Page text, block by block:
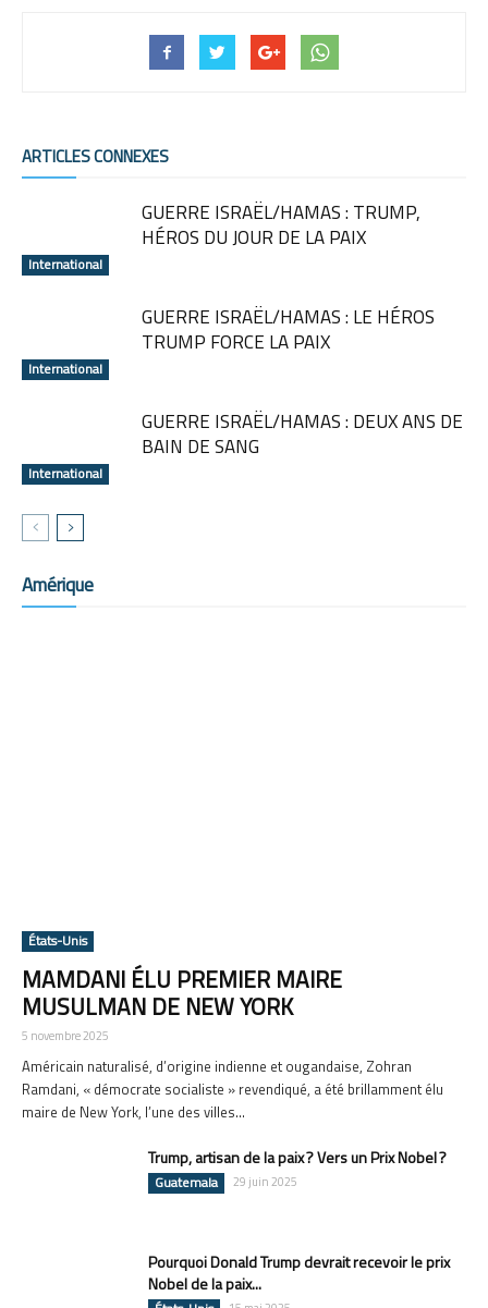
ARTICLES CONNEXES
International
GUERRE ISRAËL/HAMAS : TRUMP,
HÉROS DU JOUR DE LA PAIX
International
GUERRE ISRAËL/HAMAS : LE HÉROS
TRUMP FORCE LA PAIX
International
GUERRE ISRAËL/HAMAS : DEUX ANS DE
BAIN DE SANG
Amérique
États-Unis
MAMDANI ÉLU PREMIER MAIRE
MUSULMAN DE NEW YORK
5 novembre 2025
Américain naturalisé, d’origine indienne et ougandaise, Zohran
Ramdani, « démocrate socialiste » revendiqué, a été brillamment élu
maire de New York, l’une des villes...
Trump, artisan de la paix ? Vers un Prix Nobel ?
Guatemala 29 juin 2025
Pourquoi Donald Trump devrait recevoir le prix
Nobel de la paix...